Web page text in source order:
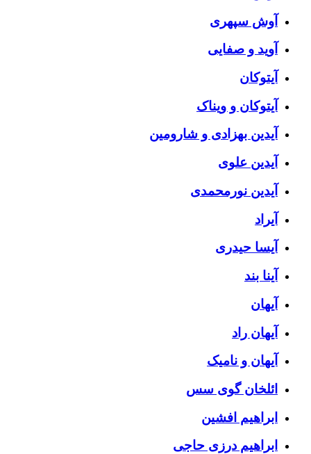
آوش سپهری
آوید و صفایی
آیتوکان
آیتوکان و ویناک
آیدین بهزادی و شارومین
آیدین علوی
آیدین نورمحمدی
آیراد
آیسا حیدری
آینا بند
آیهان
آیهان راد
آیهان و نامیک
ائلخان گوی سس
ابراهیم افشین
ابراهیم درزی حاجی